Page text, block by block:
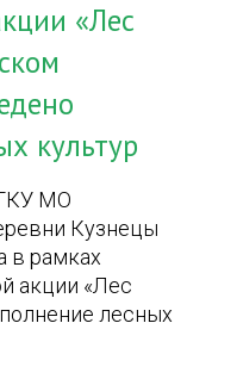
«Лес
культур
МО
Кузнецы
в рамках
акции «Лес
лесных